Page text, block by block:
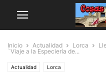
Inicio Actualidad Lorca
`Viaje a la Especiería de...
Actualidad Lorca